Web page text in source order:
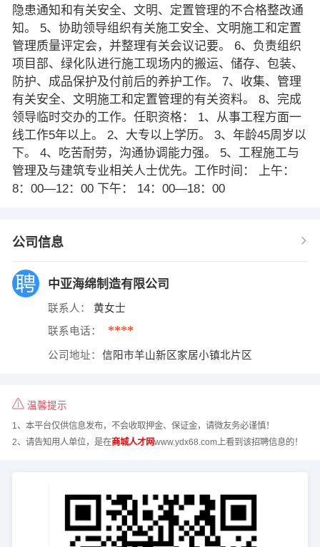
隐患通知和有关安全、文明、定置管理的不合格整改通
知。 5、协助领导组织有关施工安全、文明施工和定置
管理质量评定会，并整理有关会议记要。 6、负责组织
项目部、绿化队进行施工现场内的搬运、储存、包装、
防护、成品保护及付前后的养护工作。 7、收集、管理
有关安全、文明施工和定置管理的有关资料。 8、完成
领导临时交办的工作。任职资格： 1、从事工程方面一
线工作5年以上。 2、大专以上学历。 3、年龄45周岁以
下。 4、吃苦耐劳，沟通协调能力强。 5、工程施工与
管理及与建筑专业相关人士优先。工作时间： 上午：
8：00—12：00 下午： 14：00—18：00
公司信息
中亚海绵制造有限公司
联系人： 黄女士
联系电话： ****
公司地址： 信阳市羊山新区家居小镇北片区
温馨提示
1、本平台仅供信息发布，不会收取押金、保证金，请微友务必谨慎！
2、请告知用人单位，是在商城人才网www.ydx68.com上看到该招聘信息的！